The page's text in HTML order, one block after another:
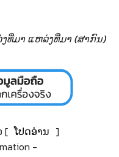
ທີ່ມາ ແຫລ່ງທີ່ມາ (ສາກົນ)
[ ໂປດອ່ານ ]
-